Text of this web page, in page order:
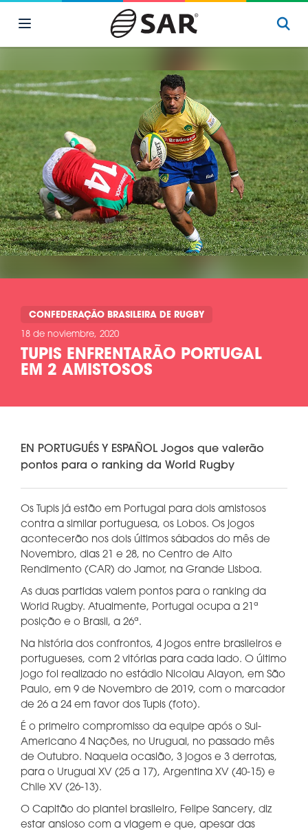
CONFEDERAÇÃO BRASILEIRA DE RUGBY
18 de noviembre, 2020
TUPIS ENFRENTARÃO PORTUGAL
EM 2 AMISTOSOS
EN PORTUGUÉS Y ESPAÑOL Jogos que valerão
pontos para o ranking da World Rugby
Os Tupis já estão em Portugal para dois amistosos
contra a similar portuguesa, os Lobos. Os jogos
acontecerão nos dois últimos sábados do mês de
Novembro, dias 21 e 28, no Centro de Alto
Rendimento (CAR) do Jamor, na Grande Lisboa.
As duas partidas valem pontos para o ranking da
World Rugby. Atualmente, Portugal ocupa a 21ª
posição e o Brasil, a 26ª.
Na história dos confrontos, 4 jogos entre brasileiros e
portugueses, com 2 vitórias para cada lado. O último
jogo foi realizado no estádio Nicolau Alayon, em São
Paulo, em 9 de Novembro de 2019, com o marcador
de 26 a 24 em favor dos Tupis (foto).
É o primeiro compromisso da equipe após o Sul-
Americano 4 Nações, no Uruguai, no passado mês
de Outubro. Naquela ocasião, 3 jogos e 3 derrotas,
para o Uruguai XV (25 a 17), Argentina XV (40-15) e
Chile XV (26-13).
O Capitão do plantel brasileiro, Felipe Sancery, diz
estar ansioso com a viagem e que, apesar das